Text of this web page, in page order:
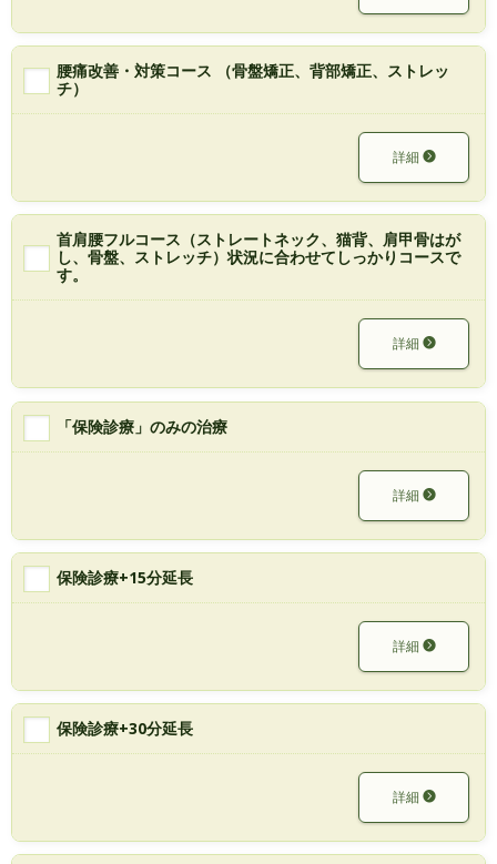
腰痛改善・対策コース （骨盤矯正、背部矯正、ストレッ
チ）
詳細
首肩腰フルコース（ストレートネック、猫背、肩甲骨はが
し、骨盤、ストレッチ）状況に合わせてしっかりコースで
す。
詳細
「保険診療」のみの治療
詳細
保険診療+15分延長
詳細
保険診療+30分延長
詳細